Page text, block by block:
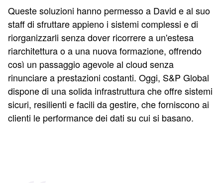
Queste soluzioni hanno permesso a David e al suo
staff di sfruttare appieno i sistemi complessi e di
riorganizzarli senza dover ricorrere a un'estesa
riarchitettura o a una nuova formazione, offrendo
così un passaggio agevole al cloud senza
rinunciare a prestazioni costanti. Oggi, S&P Global
dispone di una solida infrastruttura che offre sistemi
sicuri, resilienti e facili da gestire, che forniscono ai
clienti le performance dei dati su cui si basano.